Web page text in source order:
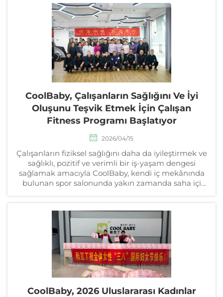
CoolBaby, Çalışanların Sağlığını Ve İyi
Oluşunu Teşvik Etmek İçin Çalışan
Fitness Programı Başlatıyor
2026/04/15
Çalışanların fiziksel sağlığını daha da iyileştirmek ve
sağlıklı, pozitif ve verimli bir iş-yaşam dengesi
sağlamak amacıyla CoolBaby, kendi iç mekânında
bulunan spor salonunda yakın zamanda saha içi
CoolBaby, 2026 Uluslararası Kadınlar